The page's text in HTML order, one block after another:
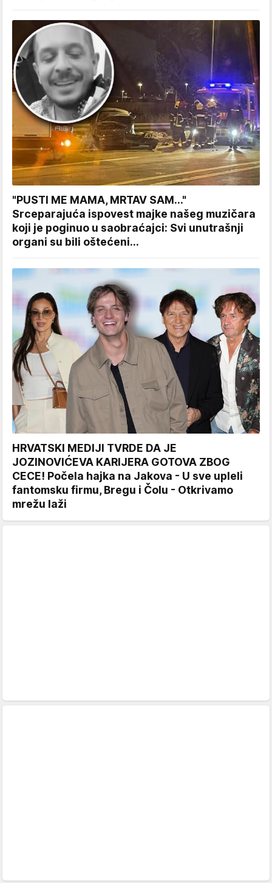
"PUSTI ME MAMA, MRTAV SAM..."
Srceparajuća ispovest majke našeg muzičara
koji je poginuo u saobraćajci: Svi unutrašnji
organi su bili oštećeni...
HRVATSKI MEDIJI TVRDE DA JE
JOZINOVIĆEVA KARIJERA GOTOVA ZBOG
CECE! Počela hajka na Jakova - U sve upleli
fantomsku firmu, Bregu i Čolu - Otkrivamo
mrežu laži